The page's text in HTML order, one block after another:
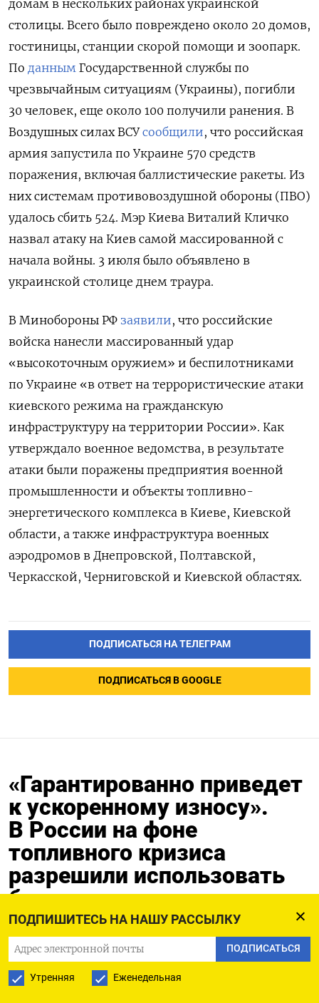
ПОДПИШИТЕСЬ НА НАШУ РАССЫЛКУ
ПОДПИСАТЬСЯ
Утренняя Еженедельная
домам в нескольких районах украинской
столицы. Всего было повреждено около 20 домов,
гостиницы, станции скорой помощи и зоопарк.
По данным Государственной службы по
чрезвычайным ситуациям (Украины), погибли
30 человек, еще около 100 получили ранения. В
Воздушных силах ВСУсообщили, что российская
армия запустила по Украине 570 средств
поражения, включая баллистические ракеты. Из
них системам противовоздушной обороны (ПВО)
удалось сбить 524. Мэр Киева Виталий Кличко
назвал атаку на Киев самой массированной с
начала войны. 3 июля было объявлено в
украинской столице днем траура.
В Минобороны РФ заявили, что российские
войска нанесли массированный удар
«высокоточным оружием» и беспилотниками
по Украине «в ответ на террористические атаки
киевского режима на гражданскую
инфраструктуру на территории России». Как
утверждало военное ведомства, в результате
атаки были поражены предприятия военной
промышленности и объекты топливно-
энергетического комплекса в Киеве, Киевской
области, а также инфраструктура военных
аэродромов в Днепровской, Полтавской,
Черкасской, Черниговской и Киевской областях.
ПОДПИСАТЬСЯ НА ТЕЛЕГРАМ
ПОДПИСАТЬСЯ В GOOGLE
«Гарантированно приведет
к ускоренному износу».
В России на фоне
топливного кризиса
разрешили использовать
бензин с повышенным
содержанием серы
03.07.2026 Обновлено:03.07.2026